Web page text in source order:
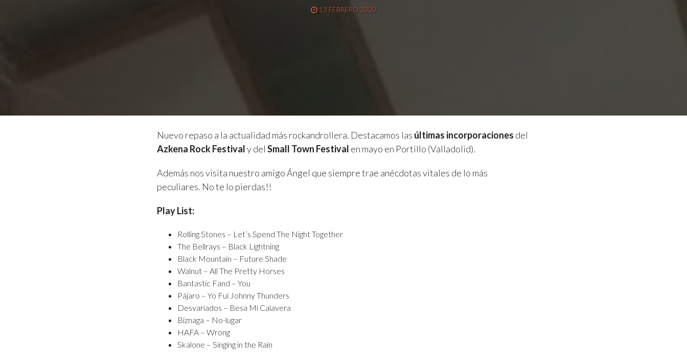
13 FEBRERO 2020
Nuevo repaso a la actualidad más rockandrollera. Destacamos las últimas incorporaciones del
Azkena Rock Festivaly del Small Town Festival en mayo en Portillo (Valladolid).
Además nos visita nuestro amigo Ángel que siempre trae anécdotas vitales de lo más
peculiares. No te lo pierdas!!
Play List:
Rolling Stones – Let’s Spend The Night Together
The Bellrays – Black Lightning
Black Mountain – Future Shade
Walnut – All The Pretty Horses
Bantastic Fand – You
Pájaro – Yo Fui Johnny Thunders
Desvariados – Besa Mi Calavera
Biznaga – No-lugar
HAFA – Wrong
Skalone – Singing in the Rain